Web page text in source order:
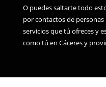
O puedes saltarte todo
por contactos de
servicios que tú ofreces y
como tú en Cáceres y